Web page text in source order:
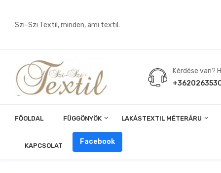
Szi-Szi Textil, minden, ami textil.
Kérdése van?
FŐOLDAL FÜGGÖNYÖK LAKÁSTEXTIL MÉTERÁRU
KAPCSOLAT Facebook